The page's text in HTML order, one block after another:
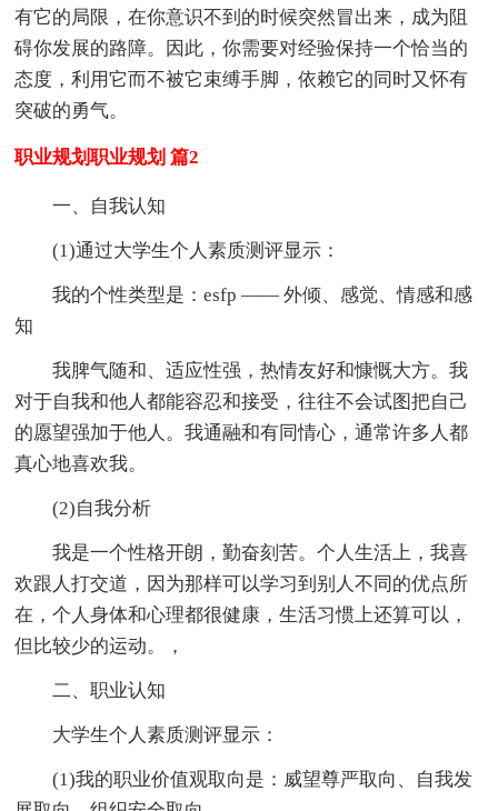
有它的局限，在你意识不到的时候突然冒出来，成为阻
碍你发展的路障。因此，你需要对经验保持一个恰当的
态度，利用它而不被它束缚手脚，依赖它的同时又怀有
突破的勇气。
职业规划职业规划 篇2
一、自我认知
(1)通过大学生个人素质测评显示：
我的个性类型是：esfp —— 外倾、感觉、情感和感
知
我脾气随和、适应性强，热情友好和慷慨大方。我
对于自我和他人都能容忍和接受，往往不会试图把自己
的愿望强加于他人。我通融和有同情心，通常许多人都
真心地喜欢我。
(2)自我分析
我是一个性格开朗，勤奋刻苦。个人生活上，我喜
欢跟人打交道，因为那样可以学习到别人不同的优点所
在，个人身体和心理都很健康，生活习惯上还算可以，
但比较少的运动。，
二、职业认知
大学生个人素质测评显示：
(1)我的职业价值观取向是：威望尊严取向、自我发